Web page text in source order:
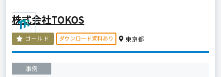
株式会社TOKOS
ゴールド ダウンロード資料あり 東京都
事例